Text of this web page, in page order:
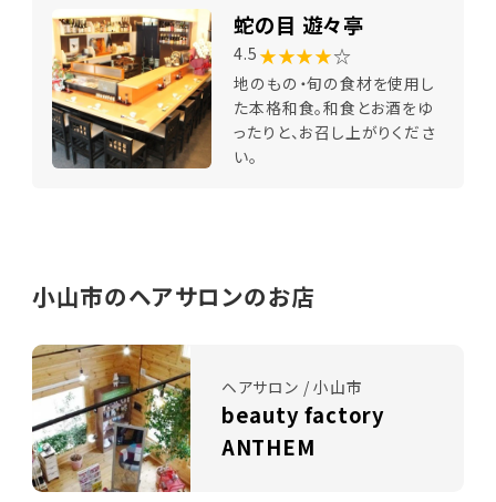
蛇の目 遊々亭
4.5 ★★★★☆
地のもの・旬の食材を使用し
た本格和食。和食とお酒をゆ
ったりと、お召し上がりくださ
い。
小山市のヘアサロンのお店
ヘアサロン / 小山市
beauty factory
ANTHEM